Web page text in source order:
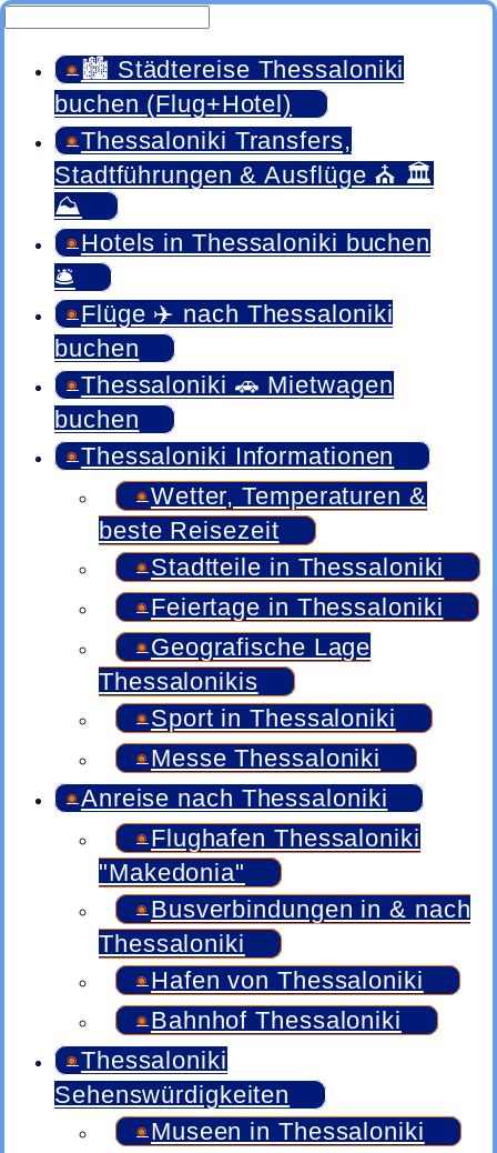
🏙️ Städtereise Thessaloniki
buchen (Flug+Hotel)
Thessaloniki Transfers,
Stadtführungen & Ausflüge ⛪ 🏛️
⛰️
Hotels in Thessaloniki buchen
🛎️
Flüge ✈️ nach Thessaloniki
buchen
Thessaloniki 🚗 Mietwagen
buchen
Thessaloniki Informationen
Wetter, Temperaturen &
beste Reisezeit
Stadtteile in Thessaloniki
Feiertage in Thessaloniki
Geografische Lage
Thessalonikis
Sport in Thessaloniki
Messe Thessaloniki
Anreise nach Thessaloniki
Flughafen Thessaloniki
"Makedonia"
Busverbindungen in & nach
Thessaloniki
Hafen von Thessaloniki
Bahnhof Thessaloniki
Thessaloniki
Sehenswürdigkeiten
Museen in Thessaloniki